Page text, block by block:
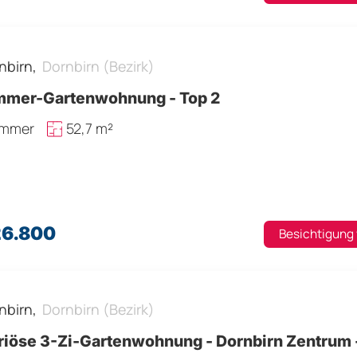
Dornbirn (Bezirk)
Gartenwohnung - Top 2
52,7 m²
Dornbirn (Bezirk)
3-Zi-Gartenwohnung - Dornbirn Zentrum